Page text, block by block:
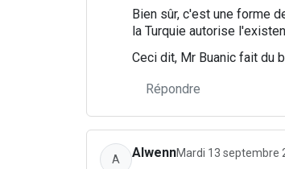
Bien sûr, c'est une forme
la Turquie autorise
Ceci dit, Mr Buanic fait du
Répondre
A AlwennMardi 13 septembre